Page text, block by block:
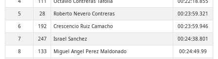
5
28 Roberto Nevero Contreras
00:23:59.321
6
192 Crescencio Ruiz Camacho
00:23:59.946
7
247 Israel Sanchez
00:24:38.801
8
133 Miguel Angel Perez Maldonado
00:24:49.99